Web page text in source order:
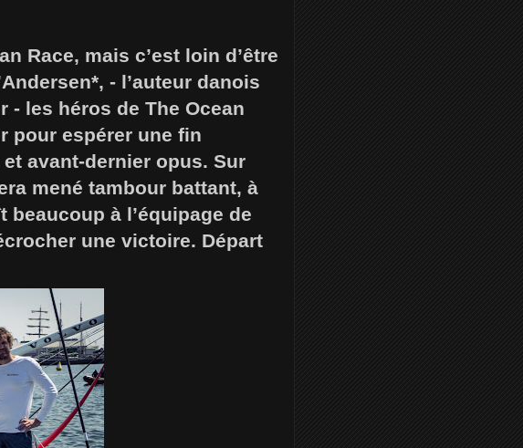
Race, mais c’est loin d’être
- l’auteur danois
- les héros de The Ocean
pour espérer une fin
avant-dernier opus. Sur
mené tambour battant, à
à l’équipage de
une victoire. Départ